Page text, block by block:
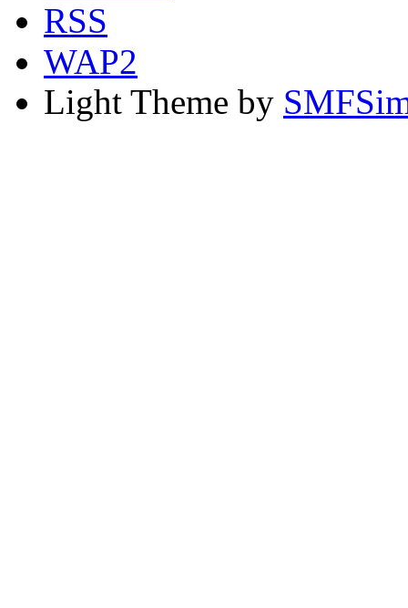
RSS
WAP2
Light Theme by